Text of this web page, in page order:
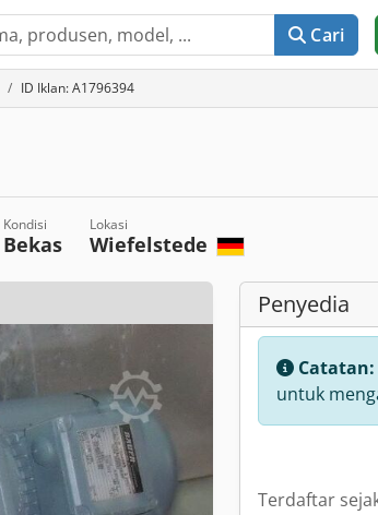
Cari
ID Iklan: A1796394
Kondisi
Bekas
Lokasi
Wiefelstede
Penyedia
Catatan:
untuk
Terdaftar